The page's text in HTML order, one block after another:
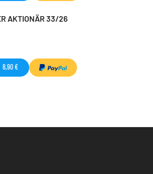
AKTIONÄR 33/26
8,90 €